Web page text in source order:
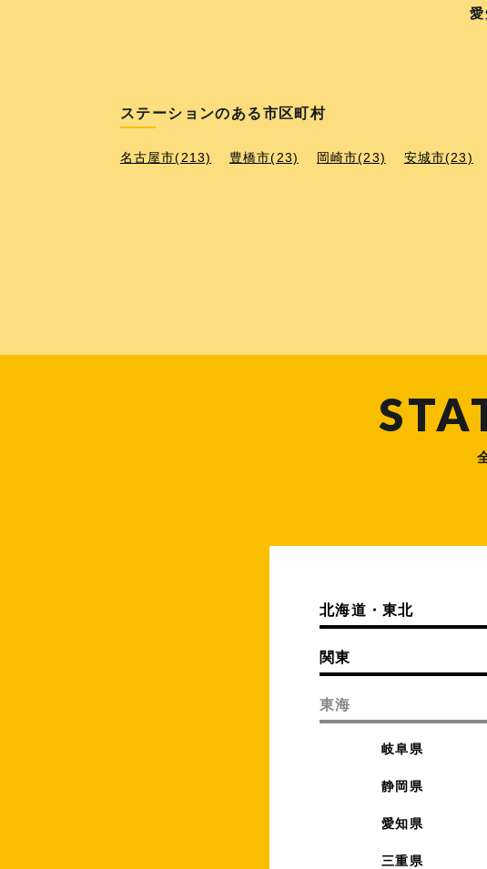
ステーションのある市区町村
名古屋市(213) 豊橋市(23) 岡崎市(23) 安城市(23)
北海道・東北
関東
東海
岐阜県
静岡県
愛知県
三重県